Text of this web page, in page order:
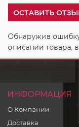
ОСТАВИТЬ
Обнаружив
описании товара,
ИНФОРМАЦИЯ
О Компании
Доставка